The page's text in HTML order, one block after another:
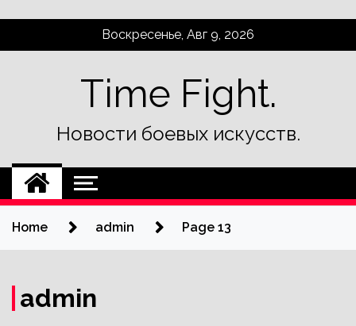
Воскресенье, Авг 9, 2026
Time Fight.
Новости боевых искусств.
Home admin Page 13
admin